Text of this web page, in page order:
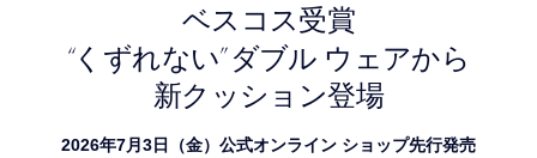
ベスコス受賞
“くずれない”ダブル ウェアから
新クッション登場
2026年7月3日（金）公式オンライン ショップ先行発売